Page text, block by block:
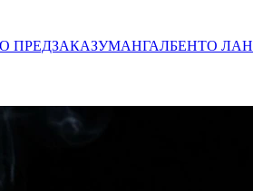
ПРЕДЗАКАЗУМАНГАЛБЕНТО